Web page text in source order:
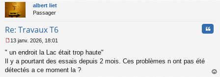
albert liet
Passager
Re: Travaux T6
e
s
s
13 janv. 2026, 18:01
" un endroit la Lac était trop haute"
Il y a pourtant des essais depuis 2 mois. Ces problèmes n ont pas été
détectés a ce moment la ?